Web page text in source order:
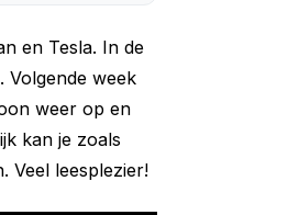
en Tesla. In de
Volgende week
weer op en
kan je zoals
Veel leesplezier!